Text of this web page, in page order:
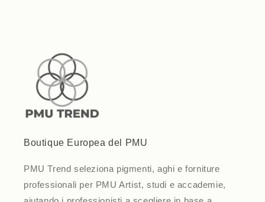
Boutique Europea del PMU
PMU Trend seleziona pigmenti, aghi e forniture
professionali per PMU Artist, studi e accademie,